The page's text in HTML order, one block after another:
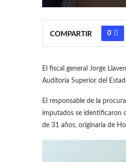
COMPARTIR 0
El fiscal general Jorge
Auditoría Superior del
El responsable de la
imputados se identificaron
de 31 años, originaria de